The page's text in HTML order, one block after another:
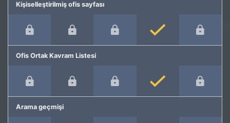
Kişiselleştirilmiş ofis sayfası
Ofis Ortak Kavram Listesi
Arama geçmişi